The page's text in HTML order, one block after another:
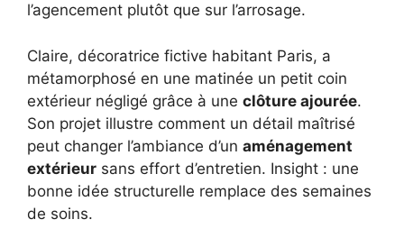
l’agencement plutôt que sur l’arrosage.
Claire, décoratrice fictive habitant Paris, a
métamorphosé en une matinée un petit coin
extérieur négligé grâce à une clôture ajourée.
Son projet illustre comment un détail maîtrisé
peut changer l’ambiance d’un aménagement
extérieur sans effort d’entretien. Insight : une
bonne idée structurelle remplace des semaines
de soins.